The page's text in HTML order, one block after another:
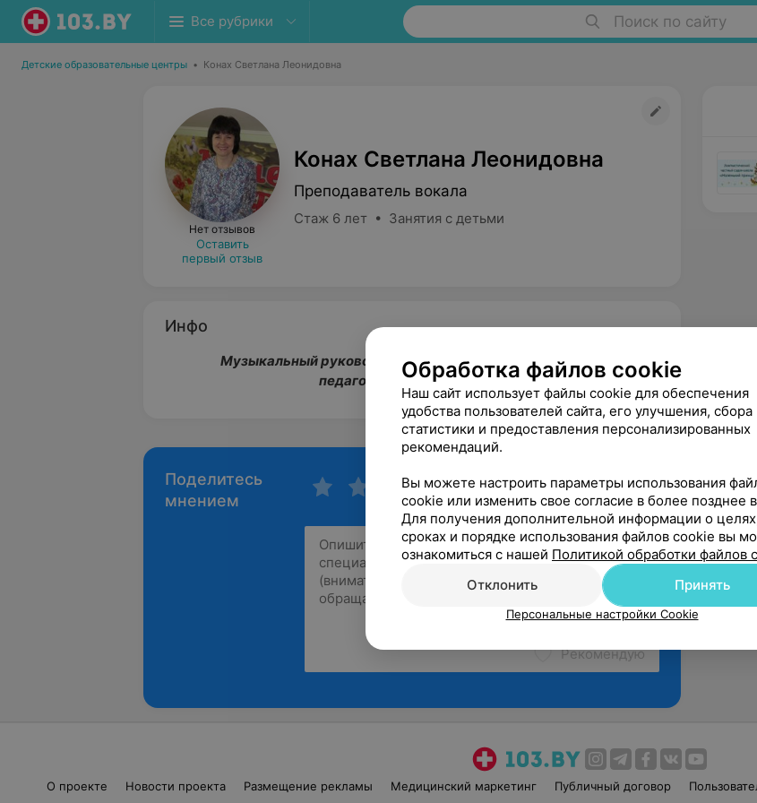
Все рубрики Поиск по сайту
Детские образовательные центры • Конах Светлана Леонидовна
Нет отзывов
Оставить
первый отзыв
Конах Светлана Леонидовна
Преподаватель вокала
Стаж 6 лет • Занятия с детьми
Инфо
Музыкальный руководитель вокальной студии. Высшая
педагогическая категория.
Поделитесь
мнением
Рекомендую
О проекте Новости проекта Размещение рекламы Медицинский маркетинг Публичный договор
Обработка файлов cookie
Наш сайт использует файлы cookie для обеспечения
удобства пользователей сайта, его улучшения, сбора
статистики и предоставления персонализированных
рекомендаций.
Вы можете настроить параметры использования
cookie или изменить свое согласие в более позднее
Для получения дополнительной информации о
сроках и порядке использования файлов cookie вы
ознакомиться с нашей Политикой обработки файлов
Отклонить
Принять
Персональные настройки Cookie